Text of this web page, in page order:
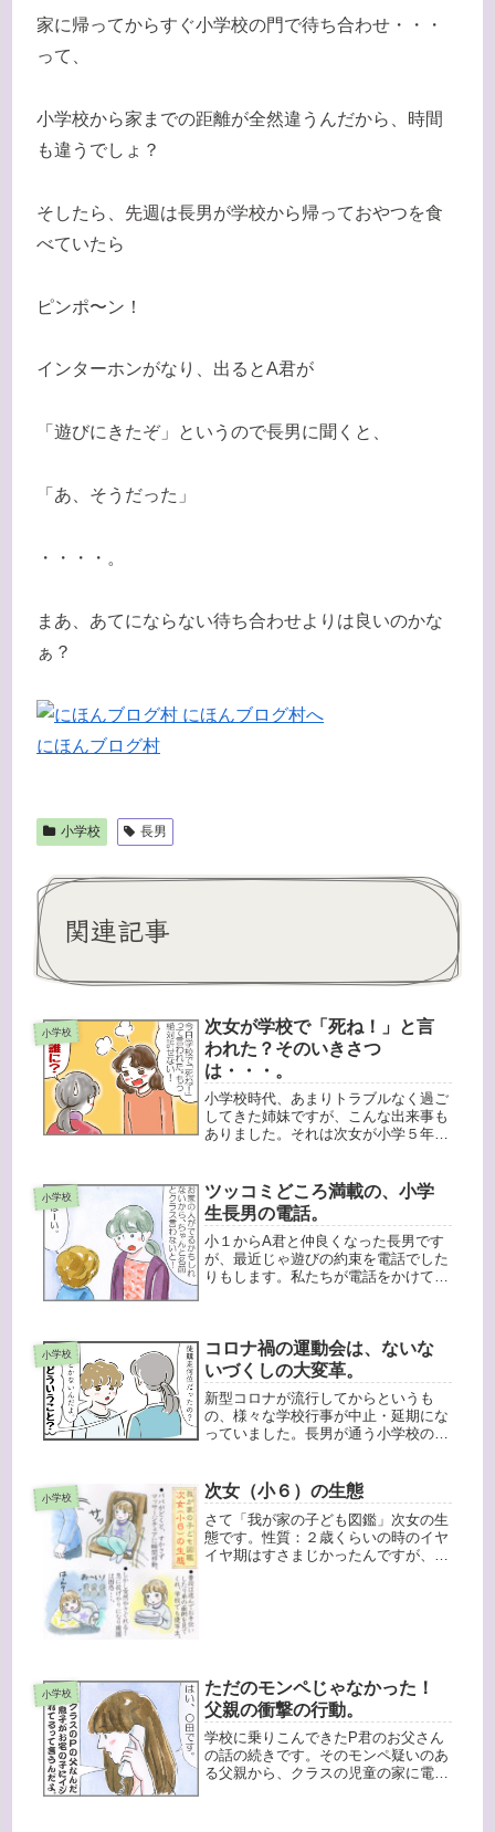
家に帰ってからすぐ小学校の門で待ち合わせ・・・
って、
小学校から家までの距離が全然違うんだから、時間
も違うでしょ？
そしたら、先週は長男が学校から帰っておやつを食
べていたら
ピンポ〜ン！
インターホンがなり、出るとA君が
「遊びにきたぞ」というので長男に聞くと、
「あ、そうだった」
・・・・。
まあ、あてにならない待ち合わせよりは良いのかな
ぁ？
にほんブログ村
小学校 長男
関連記事
小学校
次女が学校で「死ね！」と言
われた？そのいきさつ
は・・・。
小学校時代、あまりトラブルなく過ご
してきた姉妹ですが、こんな出来事も
ありました。それは次女が小学５年生
ね！」って言われた。もう絶対にあい
つのこと許さない！そう言った相手
は、同...
小学校
ツッコミどころ満載の、小学
生長男の電話。
小１からA君と仲良くなった長男です
が、最近じゃ遊びの約束を電話でした
りもします。私たちが電話をかけてい
「〇〇（自分の名前）だけど・・・」
と...
小学校
コロナ禍の運動会は、ないな
いづくしの大変革。
新型コロナが流行してからというも
の、様々な学校行事が中止・延期にな
っていました。長男が通う小学校の運
催されました。でも今年は午前中のみ
開催で、お弁当なし！我が家では、上
の姉...
小学校 次女（小６）の生態
さて「我が家の子ども図鑑」次女の生
態です。性質：２歳くらいの時のイヤ
イヤ期はすさまじかったんですが、そ
小学校
ただのモンペじゃなかった！
父親の衝撃の行動。
学校に乗りこんできたP君のお父さん
の話の続きです。そのモンペ疑いのあ
る父親から、クラスの児童の家に電話